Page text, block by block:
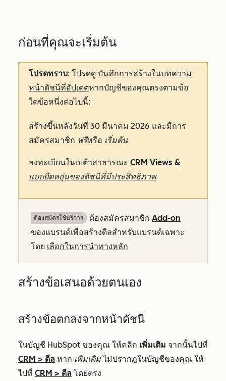
ก่อนที่คุณจะเริ่มต้น
โปรดทราบ: โปรดดู บันทึกการสร้างในบทความ
หน้าดัชนีที่อัปเดตหากบัญชีของคุณตรงตามข้อ
ใดข้อหนึ่งต่อไปนี้:
สร้างขึ้นหลังวันที่ 30 มีนาคม 2026 และมีการ
สมัครสมาชิก ฟรีหรือ เริ่มต้น
ลงทะเบียนในเบต้าสาธารณะ CRM Views &
แบบยืดหยุ่นของดัชนีที่มีประสิทธิภาพ
ต้องสมัครใช้บริการ ต้องสมัครสมาชิก Add-on
ของแบรนด์เพื่อสร้างดีลสำหรับแบรนด์เฉพาะ
โดย เลือกในการนำทางหลัก
สร้างข้อเสนอด้วยตนเอง
สร้างข้อตกลงจากหน้าดัชนี
ในบัญชี HubSpot ของคุณ ให้คลิก เพิ่มเติม จากนั้นไปที่
CRM > ดีล หาก เพิ่มเติมไม่ปรากฏในบัญชีของคุณ ให้
ไปที่ CRM > ดีล โดยตรง